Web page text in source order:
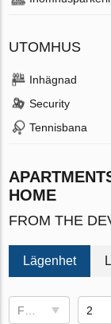
UTOMHUS
Inhägnad
Security
Tennisbana
HOME
FROM THE
Lägenhet
2